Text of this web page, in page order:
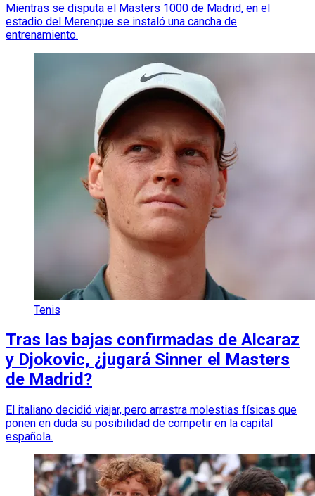
Mientras se disputa el Masters 1000 de Madrid, en el
estadio del Merengue se instaló una cancha de
entrenamiento.
Tenis
Tras las bajas confirmadas de Alcaraz
y Djokovic, ¿jugará Sinner el Masters
de Madrid?
El italiano decidió viajar, pero arrastra molestias físicas que
ponen en duda su posibilidad de competir en la capital
española.